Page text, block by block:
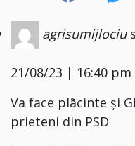
agrisumijlociu
21/08/23 | 16:40 pm
Va face plãcinte și
prieteni din PSD